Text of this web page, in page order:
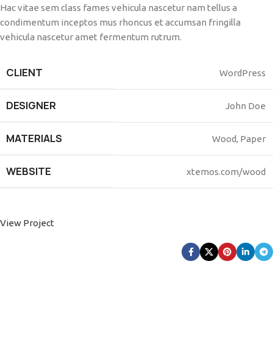
Hac vitae sem class fames vehicula nascetur nam tellus a
condimentum inceptos mus rhoncus et accumsan fringilla
vehicula nascetur amet fermentum rutrum.
CLIENT WordPress
DESIGNER John Doe
MATERIALS Wood, Paper
WEBSITE xtemos.com/wood
View Project